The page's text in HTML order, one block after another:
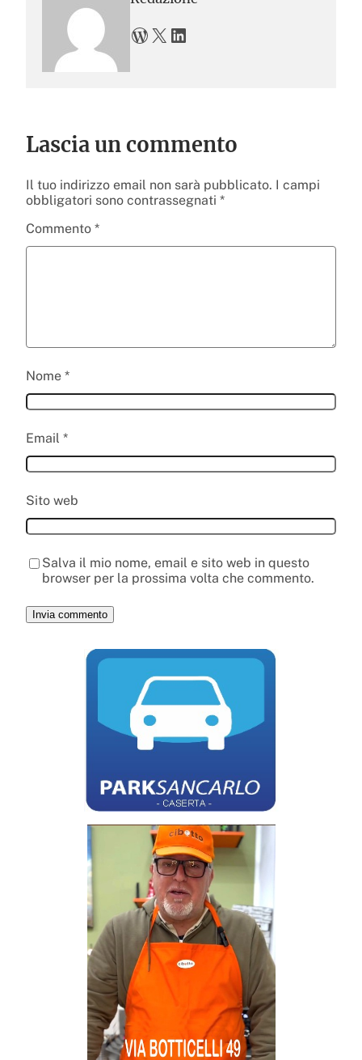
WordPress X LinkedIn
Lascia un commento
Il tuo indirizzo email non sarà pubblicato. I campi
obbligatori sono contrassegnati *
Commento *
Nome *
Email *
Sito web
Salva il mio nome, email e sito web in questo
browser per la prossima volta che commento.